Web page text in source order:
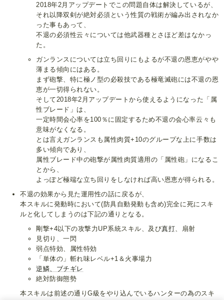
2018年2月アップデートでこの問題自体は解決しているが、
それ以降双剣が絶対必須という性質の戦術が編み出されなか
った事もあって、
不退の必須性云々については他武器種とさほど差はなかっ
た。
ガンランスについては立ち回りにもよるが不退の恩恵がやや
薄まる傾向にはある。
まず砲撃、特に極ノ型の必殺技である極竜滅砲には不退の恩
恵が一切得られない。
そして2018年2月アップデートから使えるようになった「属
性ブレード」は、
一定時間会心率を100％に固定するため不退の会心率云々も
意味がなくなる。
とは言えガンランスも属性肉質+10のグループな上に手数は
多い傾向であり、
属性ブレード中の砲撃が属性肉質適用の「属性砲」になるこ
とから、
よっぽど極端な立ち回りをしなければ高い恩恵が得られる。
不退の効果から見た運用性の話に戻るが、
本スキルに発動時において(防具自動発動も含め)完全に死にスキ
ルと化してしまうのは下記の通りとなる。
剛撃+4以下の攻撃力UP系統スキル、及び真打 、扇射
見切り、一閃
弱点特効、属性特効
「単体の」斬れ味レベル+1＆火事場力
逆鱗、ブチギレ
絶対防御態勢
本スキルは前述の通りG級をやり込んでいるハンターの為のスキ